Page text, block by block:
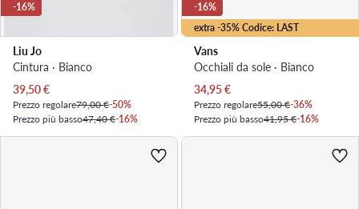
-16%
Liu Jo
Cintura · Bianco
Prezzo attuale
39,50€
Prezzo regolare79,00 €-50%
Prezzo più basso47,40 €-16%
extra -35% Codice: LAST
-16%
Vans
Occhiali da sole · Bianco
Prezzo attuale
34,95€
Prezzo regolare55,00 €-36%
Prezzo più basso41,95 €-16%